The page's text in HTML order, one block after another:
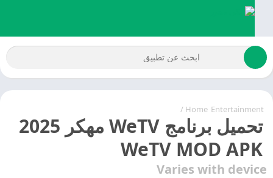
Home
/ Entertainment
تحميل برنامج WeTV مهكر 2025
WeTV MOD APK
Varies with